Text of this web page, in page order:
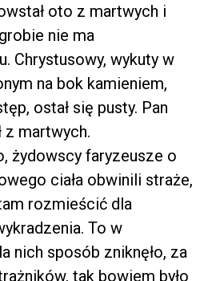
oto z martwych i
nie ma
Chrystusowy, wykuty w
na bok kamieniem,
ostał się pusty. Pan
z martwych.
żydowscy faryzeusze o
ciała obwinili straże,
rozmieścić dla
To w
nich sposób zniknęło, za
tak bowiem było